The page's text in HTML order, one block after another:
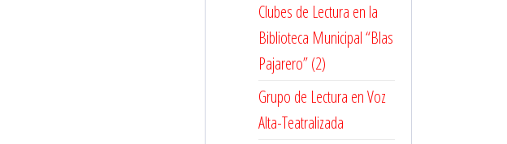
Clubes de Lectura en la
Biblioteca Municipal “Blas
Pajarero” (2)
Grupo de Lectura en Voz
Alta-Teatralizada